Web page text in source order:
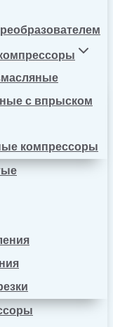
с впрыском
компрессоры